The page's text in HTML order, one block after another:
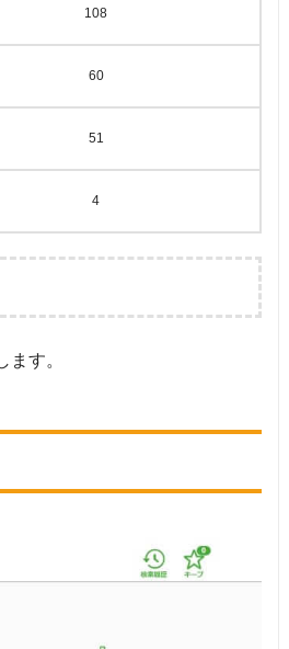
108
60
51
4
「条件：軽作業」または「『フリー
ます。